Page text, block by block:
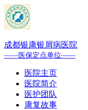
成都银康银屑病医院
——医保定点单位——
医院主页
医院简介
医护团队
康复故事